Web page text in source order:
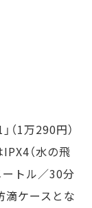
（1万290円）
（水の飛
ートル／30分
滴ケースとな